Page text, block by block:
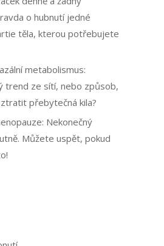
o hubnutí jedné
těla, kterou potřebujete
metabolismus:
trend ze sítí, nebo způsob,
přebytečná kila?
Nekonečný
Můžete uspět, pokud